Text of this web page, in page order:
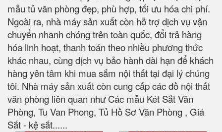
mẫu tủ văn phòng đẹp, phù hợp, tối ưu hóa chi phí.
Ngoài ra, nhà máy sản xuất còn hỗ trợ dịch vụ vận
chuyển nhanh chóng trên toàn quốc, đổi trả hàng
hóa linh hoạt, thanh toán theo nhiều phương thức
khác nhau, cùng dịch vụ bảo hành dài hạn để khách
hàng yên tâm khi mua sắm nội thất tại đại lý chúng
tôi. Nhà máy sản xuất còn cung cấp các đồ nội thất
văn phòng liên quan như Các mẫu Két Sắt Văn
Phòng, Tu Van Phong, Tủ Hồ Sơ Văn Phòng , Giá
Sắt - kệ sắt......